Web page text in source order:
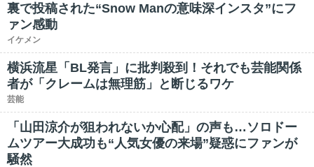
裏で投稿された“Snow Manの意味深インスタ”にフ
ァン感動
イケメン
横浜流星「BL発言」に批判殺到！それでも芸能関係
者が「クレームは無理筋」と断じるワケ
芸能
「山田涼介が狙われないか心配」の声も…ソロドー
ムツアー大成功も“人気女優の来場”疑惑にファンが
騒然